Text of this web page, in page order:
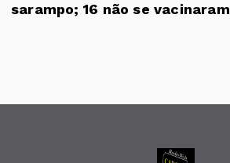
sarampo; 16 não se vacinaram